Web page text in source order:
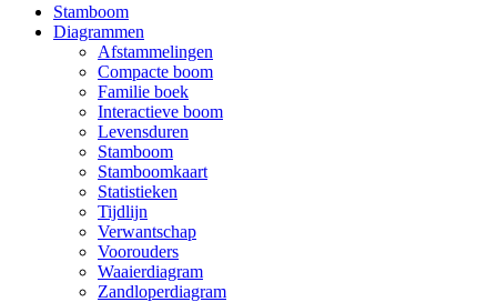
Stamboom
Diagrammen
Afstammelingen
Compacte boom
Familie boek
Interactieve boom
Levensduren
Stamboom
Stamboomkaart
Statistieken
Tijdlijn
Verwantschap
Voorouders
Waaierdiagram
Zandloperdiagram